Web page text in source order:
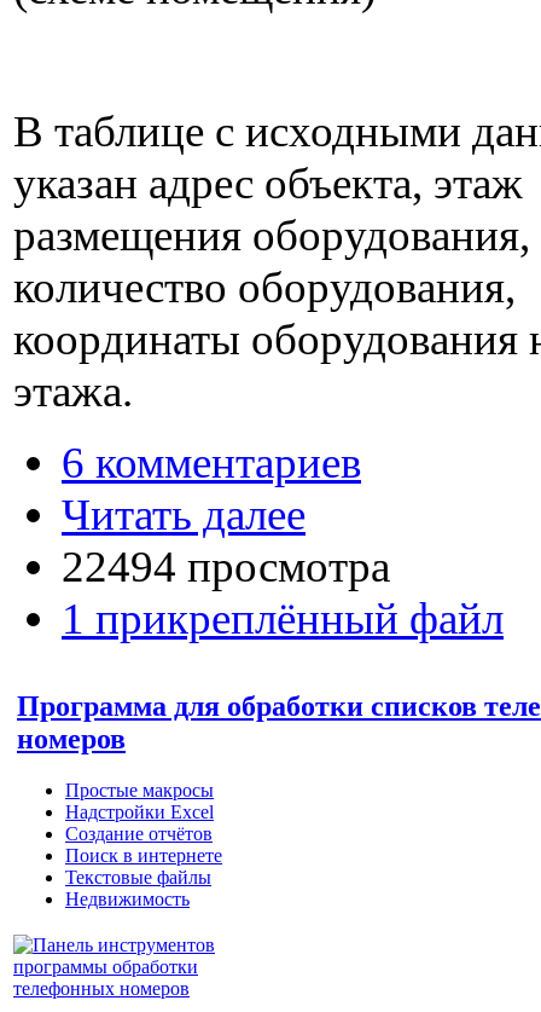
В таблице с исходными
указан адрес объекта, этаж
размещения оборудования,
количество оборудования,
координаты оборудования
этажа.
6 комментариев
Читать далее
22494 просмотра
1 прикреплённый файл
Программа для обработки списков
номеров
Простые макросы
Надстройки Excel
Создание отчётов
Поиск в интернете
Текстовые файлы
Недвижимость